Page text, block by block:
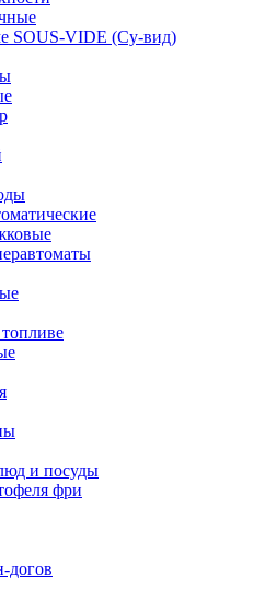
SOUS-VIDE (Су-вид)
и посуды
фри
догов